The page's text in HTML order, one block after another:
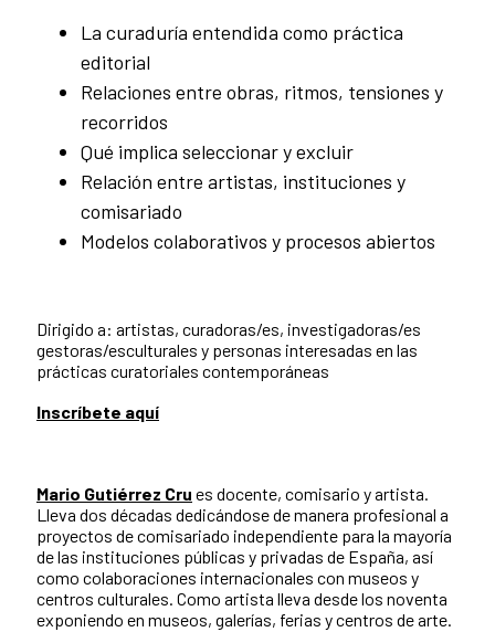
La curaduría entendida como práctica
editorial
Relaciones entre obras, ritmos, tensiones y
recorridos
Qué implica seleccionar y excluir
Relación entre artistas, instituciones y
comisariado
Modelos colaborativos y procesos abiertos
Dirigido a: artistas, curadoras/es, investigadoras/es
gestoras/esculturales y personas interesadas en las
prácticas curatoriales contemporáneas
Inscríbete aquí
Mario Gutiérrez Cru es docente, comisario y artista.
Lleva dos décadas dedicándose de manera profesional a
proyectos de comisariado independiente para la mayoría
de las instituciones públicas y privadas de España, así
como colaboraciones internacionales con museos y
centros culturales. Como artista lleva desde los noventa
exponiendo en museos, galerías, ferias y centros de arte.